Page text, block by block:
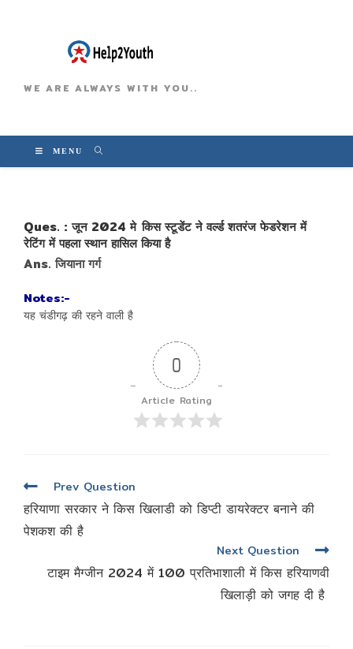
WE ARE ALWAYS WITH YOU..
MENU
Ques. : जून 2024 मे किस स्टूडेंट ने वर्ल्ड शतरंज फेडरेशन में
रेटिंग में पहला स्थान हासिल किया है
Ans. जियाना गर्ग
Notes:-
यह चंडीगढ़ की रहने वाली है
0
Article Rating
पोस्ट
नेविगेशन
Prev Question
हरियाणा सरकार ने किस खिलाडी को डिप्टी डायरेक्टर बनाने की
पेशकश की है
Next Question
टाइम मैग्जीन 2024 में 100 प्रतिभाशाली में किस हरियाणवी
खिलाड़ी को जगह दी है